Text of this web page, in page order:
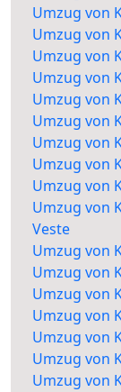
Umzug von
Umzug von
Umzug von
Umzug von
Umzug von
Umzug von
Umzug von
Umzug von
Umzug von
Umzug von
Veste
Umzug von
Umzug von
Umzug von
Umzug von
Umzug von
Umzug von
Umzug von